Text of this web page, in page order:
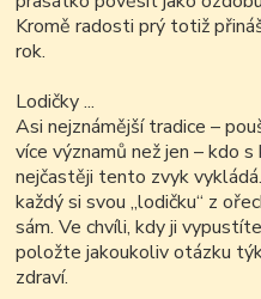
Kromě radosti prý totiž
rok.
Lodičky ...
Asi nejznámější tradice –
více významů než jen – kdo
nejčastěji tento zvyk
každý si svou „lodičku“ z
sám. Ve chvíli, kdy ji
položte jakoukoliv otázku
zdraví.